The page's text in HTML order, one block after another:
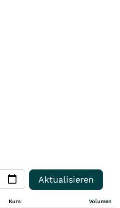
Aktualisieren
Kurs Volumen